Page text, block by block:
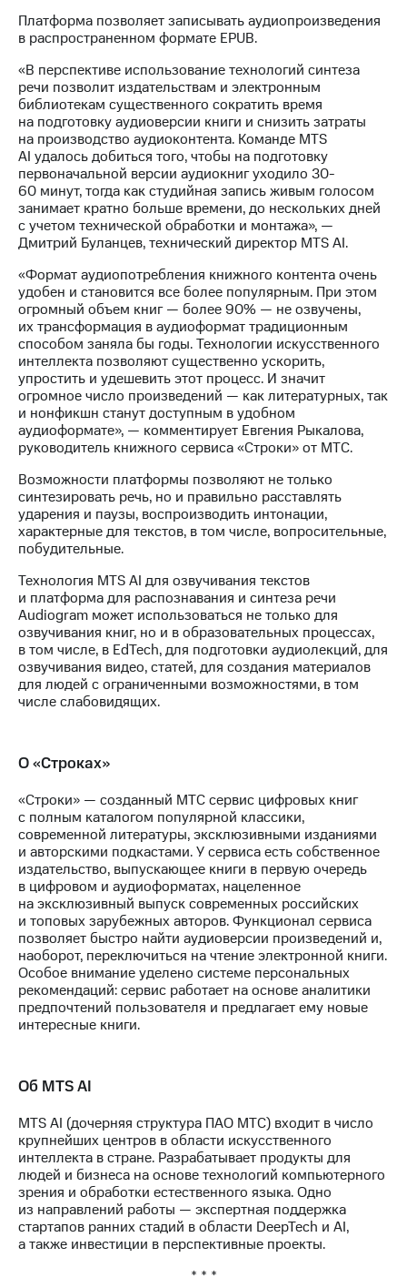
Корпоративный
секретарь
Раскрытие
информации
Информация
акционерам
Документы
ПАО
"МТС"
Собрания
акционеров
Личный
кабинет
акционера
Акционерный
капитал
Контроль
и
аудит
Рынок
акций
Описание
Программа
Порядок
выкупа
акций
Дивиденды
Рынок
Описание
Еврооблигации-2023
Уведомление
о
погашении
именных
облигаций
Реквизиты
развитие
деловая этика
На главную
Платформа позволяет записывать аудиопроизведения
в распространенном формате EPUB.
«В перспективе использование технологий синтеза
речи позволит издательствам и электронным
библиотекам существенного сократить время
на подготовку аудиоверсии книги и снизить затраты
на производство аудиоконтента. Команде MTS
AI удалось добиться того, чтобы на подготовку
первоначальной версии аудиокниг уходило 30-
60 минут, тогда как студийная запись живым голосом
занимает кратно больше времени, до нескольких дней
с учетом технической обработки и монтажа», —
Дмитрий Буланцев, технический директор MTS AI.
«Формат аудиопотребления книжного контента очень
удобен и становится все более популярным. При этом
огромный объем книг — более 90% — не озвучены,
их трансформация в аудиоформат традиционным
способом заняла бы годы. Технологии искусственного
интеллекта позволяют существенно ускорить,
упростить и удешевить этот процесс. И значит
огромное число произведений — как литературных, так
и нонфикшн станут доступным в удобном
аудиоформате», — комментирует Евгения Рыкалова,
руководитель книжного сервиса «Строки» от МТС.
Возможности платформы позволяют не только
синтезировать речь, но и правильно расставлять
ударения и паузы, воспроизводить интонации,
характерные для текстов, в том числе, вопросительные,
побудительные.
Технология MTS AI для озвучивания текстов
и платформа для распознавания и синтеза речи
Audiogram может использоваться не только для
озвучивания книг, но и в образовательных процессах,
в том числе, в EdTech, для подготовки аудиолекций, для
озвучивания видео, статей, для создания материалов
для людей с ограниченными возможностями, в том
числе слабовидящих.
О «Строках»
«Строки» — созданный МТС сервис цифровых книг
с полным каталогом популярной классики,
современной литературы, эксклюзивными изданиями
и авторскими подкастами. У сервиса есть собственное
издательство, выпускающее книги в первую очередь
в цифровом и аудиоформатах, нацеленное
на эксклюзивный выпуск современных российских
и топовых зарубежных авторов. Функционал сервиса
позволяет быстро найти аудиоверсии произведений и,
наоборот, переключиться на чтение электронной книги.
Особое внимание уделено системе персональных
рекомендаций: сервис работает на основе аналитики
предпочтений пользователя и предлагает ему новые
интересные книги.
Об MTS AI
MTS AI (дочерняя структура ПАО МТС) входит в число
крупнейших центров в области искусственного
интеллекта в стране. Разрабатывает продукты для
людей и бизнеса на основе технологий компьютерного
зрения и обработки естественного языка. Одно
из направлений работы — экспертная поддержка
стартапов ранних стадий в области DeepTech и AI,
а также инвестиции в перспективные проекты.
* * *